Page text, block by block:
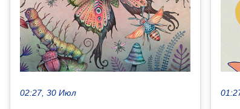
02:27, 30 Июл